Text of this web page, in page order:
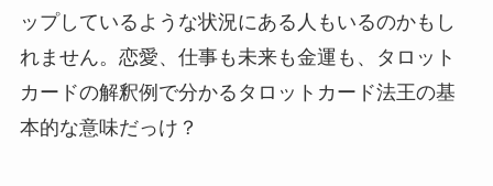
ップしているような状況にある人もいるのかもし
れません。恋愛、仕事も未来も金運も、タロット
カードの解釈例で分かるタロットカード法王の基
本的な意味だっけ？